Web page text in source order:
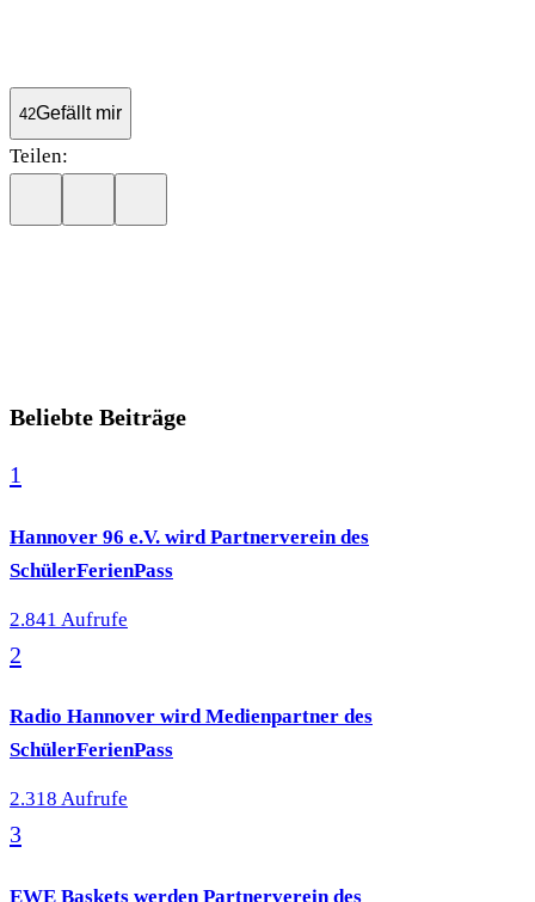
42Gefällt mir
Teilen:
Beliebte Beiträge
1
Hannover 96 e.V. wird Partnerverein des
SchülerFerienPass
2.841 Aufrufe
2
Radio Hannover wird Medienpartner des
SchülerFerienPass
2.318 Aufrufe
3
EWE Baskets werden Partnerverein des